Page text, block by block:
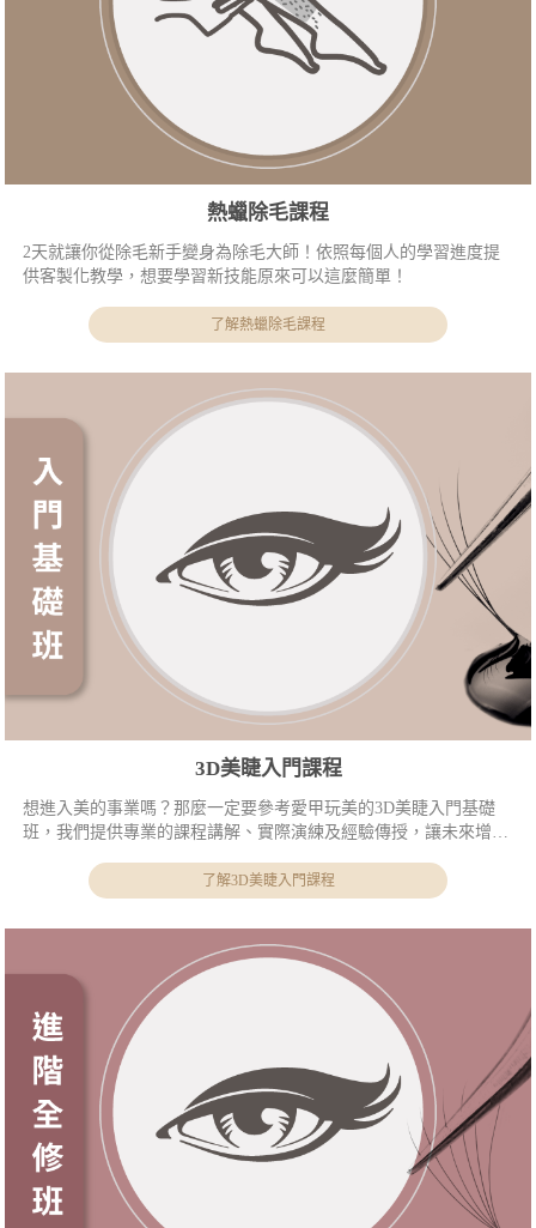
熱蠟除毛課程
2天就讓你從除毛新手變身為除毛大師！依照每個人的學習進度提
供客製化教學，想要學習新技能原來可以這麼簡單！
了解熱蠟除毛課程
3D美睫入門課程
想進入美的事業嗎？那麼一定要參考愛甲玩美的3D美睫入門基礎
班，我們提供專業的課程講解、實際演練及經驗傳授，讓未來增添
了解3D美睫入門課程